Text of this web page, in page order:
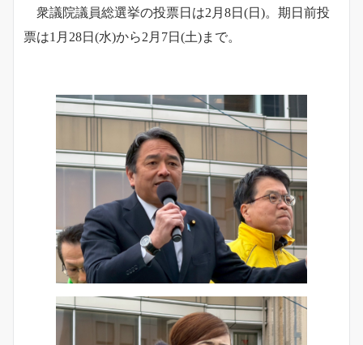
衆議院議員総選挙の投票日は2月8日(日)。期日前投
票は1月28日(水)から2月7日(土)まで。